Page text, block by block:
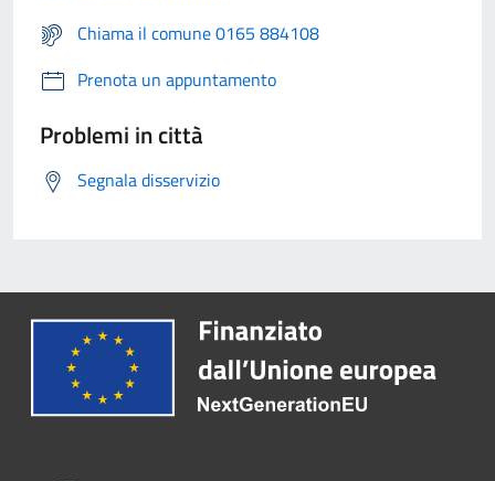
Chiama il comune 0165 884108
Prenota un appuntamento
Problemi in città
Segnala disservizio